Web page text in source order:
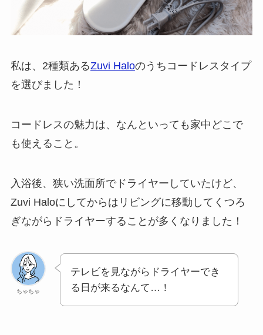
私は、2種類あるZuvi Haloのうちコードレスタイプ
を選びました！
コードレスの魅力は、なんといっても家中どこで
も使えること。
入浴後、狭い洗面所でドライヤーしていたけど、
Zuvi Haloにしてからはリビングに移動してくつろ
ぎながらドライヤーすることが多くなりました！
ちゃちゃ
テレビを見ながらドライヤーでき
る日が来るなんて…！